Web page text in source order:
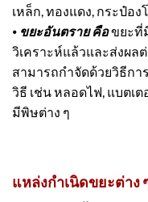
เหล็ก, ทองแดง, กระป๋อ
⦁ ขยะอันตราย คือขยะที่มี
วิเคราะห์แล้วและส่งผล
สามารถกำจัดด้วยวิธีกา
วิธี เช่น หลอดไฟ, แบตเ
มีพิษต่าง ๆ
แหล่งกำเนิดขยะต่าง